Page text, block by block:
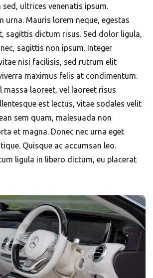
ultrices venenatis ipsum.
urna. Mauris lorem neque, egestas
sagittis dictum risus. Sed dolor ligula,
sagittis non ipsum. Integer
nisi facilisis, sed rutrum elit
maximus felis at condimentum.
massa laoreet, vel laoreet risus
est lectus, vitae sodales velit
sem quam, malesuada non
et magna. Donec nec urna eget
Quisque ac accumsan leo.
ligula in libero dictum, eu placerat